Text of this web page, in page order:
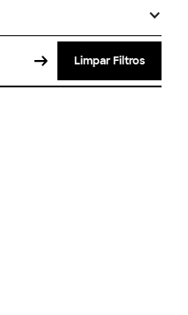
Limpar Filtros